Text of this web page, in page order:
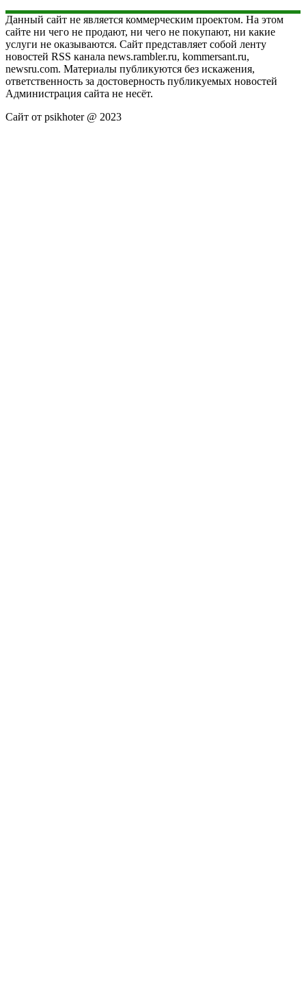
Данный сайт не является коммерческим проектом. На этом
сайте ни чего не продают, ни чего не покупают, ни какие
услуги не оказываются. Сайт представляет собой ленту
новостей RSS канала news.rambler.ru, kommersant.ru,
newsru.com. Материалы публикуются без искажения,
ответственность за достоверность публикуемых новостей
Администрация сайта не несёт.
Сайт от psikhoter @ 2023